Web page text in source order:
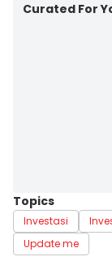
Curated For
Topics
Investasi
Update me